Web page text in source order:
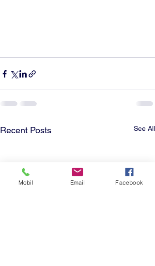
Recent Posts See All
Mobil Email Facebook